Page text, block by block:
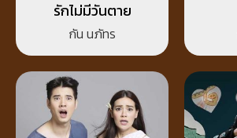
รักไม่มีวันตาย
กัน นภัทร